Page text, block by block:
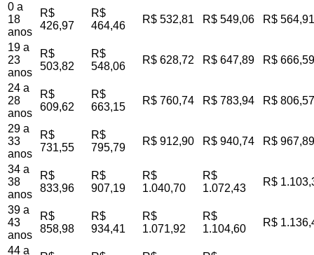
0 a
18
anos
R$
426,97
R$
464,46
R$ 532,81 R$ 549,06 R$ 564,91
19 a
23
anos
R$
503,82
R$
548,06
R$ 628,72 R$ 647,89 R$ 666,59
24 a
28
anos
R$
609,62
R$
663,15
R$ 760,74 R$ 783,94 R$ 806,57
29 a
33
anos
R$
731,55
R$
795,79
R$ 912,90 R$ 940,74 R$ 967,89
34 a
38
anos
R$
833,96
R$
907,19
R$
1.040,70
R$
1.072,43
R$
39 a
43
anos
R$
858,98
R$
934,41
R$
1.071,92
R$
1.104,60
R$
44 a